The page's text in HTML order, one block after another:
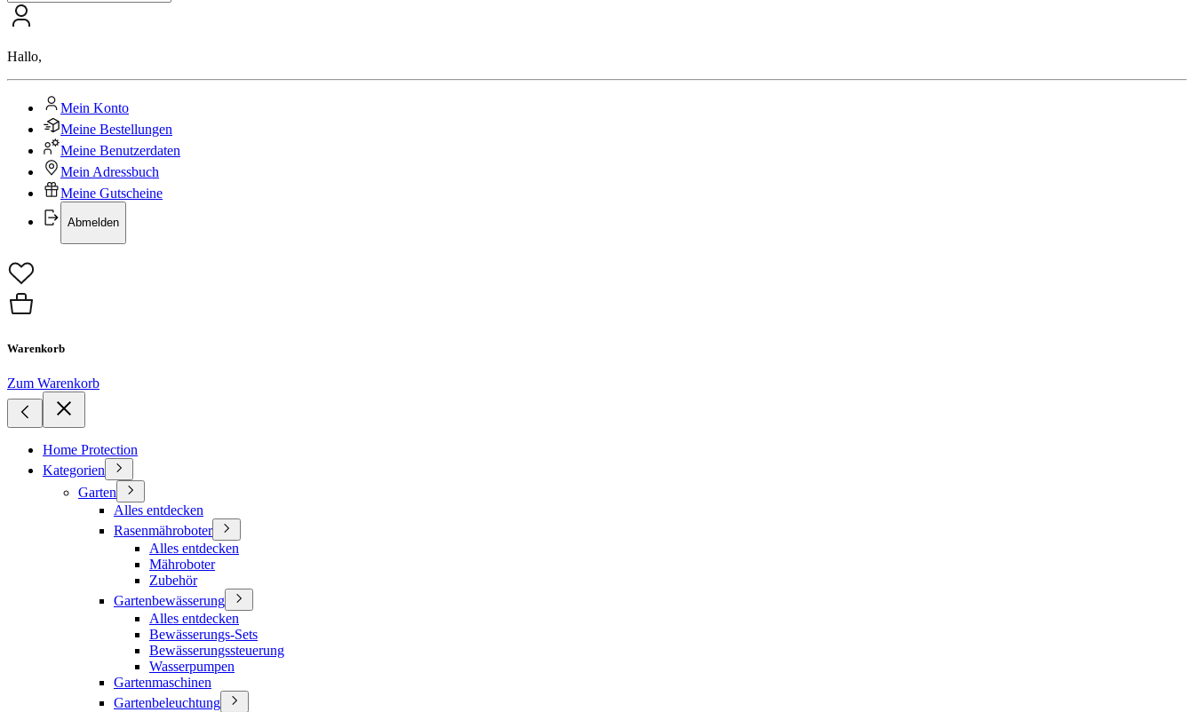
Hallo,
Mein Konto
Meine Bestellungen
Meine Benutzerdaten
Mein Adressbuch
Meine Gutscheine
Abmelden
Warenkorb
Zum Warenkorb
Home Protection
Kategorien
Garten
Alles entdecken
Rasenmähroboter
Alles entdecken
Mähroboter
Zubehör
Gartenbewässerung
Alles entdecken
Bewässerungs-Sets
Bewässerungssteuerung
Wasserpumpen
Gartenmaschinen
Gartenbeleuchtung